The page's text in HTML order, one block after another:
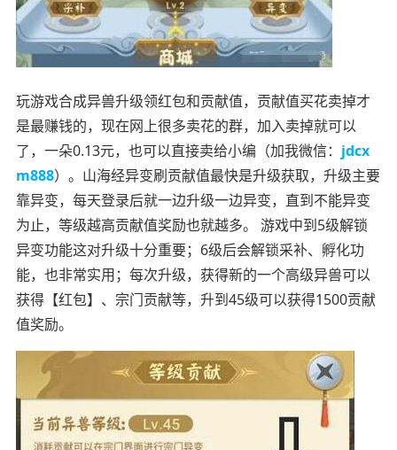
玩游戏合成异兽升级领红包和贡献值，贡献值买花卖掉才
是最赚钱的，现在网上很多卖花的群，加入卖掉就可以
了，一朵0.13元，也可以直接卖给小编（加我微信： jdcx
m888）。山海经异变刷贡献值最快是升级获取，升级主要
靠异变，每天登录后就一边升级一边异变，直到不能异变
为止，等级越高贡献值奖励也就越多。 游戏中到5级解锁
异变功能这对升级十分重要；6级后会解锁采补、孵化功
能，也非常实用；每次升级，获得新的一个高级异兽可以
获得【红包】、宗门贡献等，升到45级可以获得1500贡献
值奖励。